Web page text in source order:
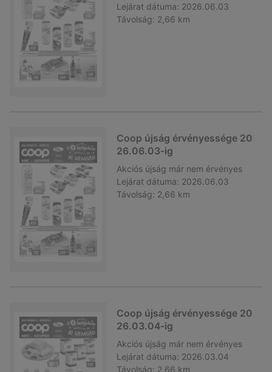
Lejárat dátuma: 2026.06.03
Távolság: 2,66 km
Coop újság érvényessége 20
26.06.03-ig
Akciós újság már nem érvényes
Lejárat dátuma: 2026.06.03
Távolság: 2,66 km
Coop újság érvényessége 20
26.03.04-ig
Akciós újság már nem érvényes
Lejárat dátuma: 2026.03.04
Távolság: 2,66 km